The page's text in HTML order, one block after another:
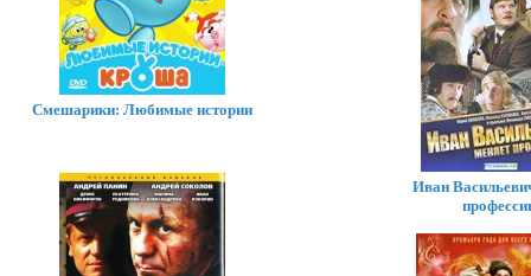
Иван
Смешарики: Любимые истории